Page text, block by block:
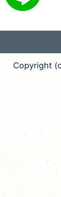
Copyright